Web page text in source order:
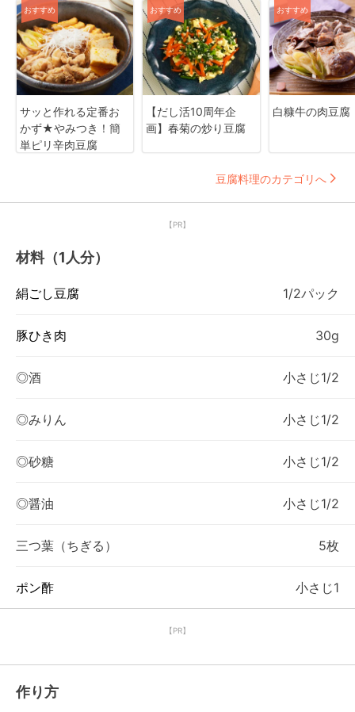
おすすめ
サッと作れる定番お
かず★やみつき！簡
単ピリ辛肉豆腐
おすすめ
【だし活10周年企
画】春菊の炒り豆腐
おすすめ
白糠牛の肉豆腐
豆腐料理のカテゴリへ
【PR】
材料（1人分）
絹ごし豆腐 1/2パック
豚ひき肉 30g
◎酒 小さじ1/2
◎みりん 小さじ1/2
◎砂糖 小さじ1/2
◎醤油 小さじ1/2
三つ葉（ちぎる） 5枚
ポン酢 小さじ1
【PR】
作り方